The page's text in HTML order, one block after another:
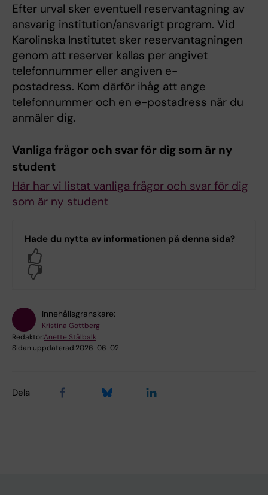
Efter urval sker eventuell reservantagning av
ansvarig institution/ansvarigt program. Vid
Karolinska Institutet sker reservantagningen
genom att reserver kallas per angivet
telefonnummer eller angiven e-
postadress. Kom därför ihåg att ange
telefonnummer och en e-postadress när du
anmäler dig.
Vanliga frågor och svar för dig som är ny
student
Här har vi listat vanliga frågor och svar för dig
som är ny student
Hade du nytta av informationen på denna sida?
Innehållsgranskare:
Kristina Gottberg
Redaktör:Anette Stålbalk
Sidan uppdaterad:2026-06-02
Dela